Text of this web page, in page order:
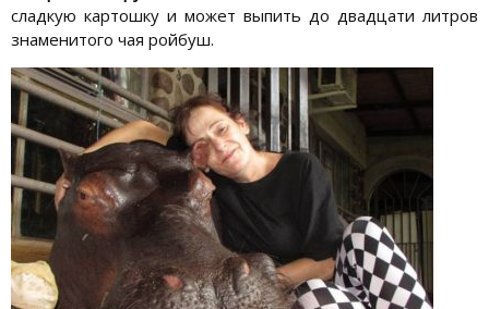
сладкую картошку и может выпить до двадцати литров
знаменитого чая ройбуш.